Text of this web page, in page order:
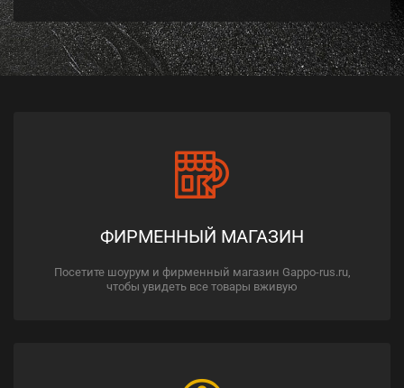
ФИРМЕННЫЙ МАГАЗИН
Посетите шоурум и фирменный магазин Gappo-rus.ru,
чтобы увидеть все товары вживую